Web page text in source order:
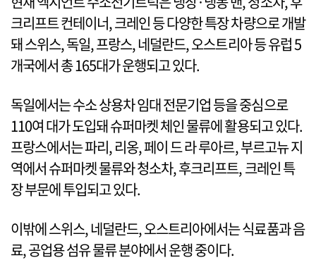
크리프트 컨테이너, 크레인 등 다양한 특장 차량으로 개발
돼 스위스, 독일, 프랑스, 네덜란드, 오스트리아 등 유럽 5
개국에서 총 165대가 운행되고 있다.
독일에서는 수소 상용차 임대 전문기업 등을 중심으로
110여 대가 도입돼 슈퍼마켓 체인 물류에 활용되고 있다.
프랑스에서는 파리, 리옹, 페이 드 라 루아르, 부르고뉴 지
역에서 슈퍼마켓 물류와 청소차, 후크리프트, 크레인 특
장 부문에 투입되고 있다.
이밖에 스위스, 네덜란드, 오스트리아에서는 식료품과 음
료, 공업용 섬유 물류 분야에서 운행 중이다.